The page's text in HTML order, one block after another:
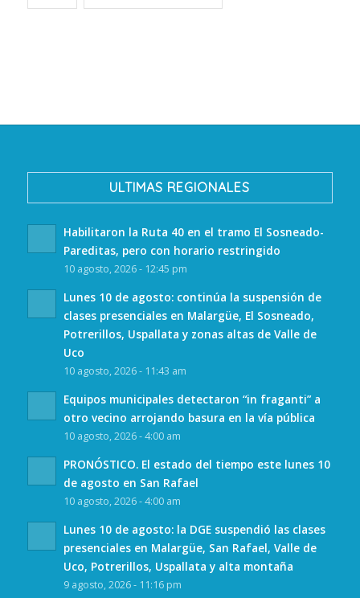
ULTIMAS REGIONALES
Habilitaron la Ruta 40 en el tramo El Sosneado-
Pareditas, pero con horario restringido
10 agosto, 2026 - 12:45 pm
Lunes 10 de agosto: continúa la suspensión de
clases presenciales en Malargüe, El Sosneado,
Potrerillos, Uspallata y zonas altas de Valle de
Uco
10 agosto, 2026 - 11:43 am
Equipos municipales detectaron “in fraganti” a
otro vecino arrojando basura en la vía pública
10 agosto, 2026 - 4:00 am
PRONÓSTICO. El estado del tiempo este lunes 10
de agosto en San Rafael
10 agosto, 2026 - 4:00 am
Lunes 10 de agosto: la DGE suspendió las clases
presenciales en Malargüe, San Rafael, Valle de
Uco, Potrerillos, Uspallata y alta montaña
9 agosto, 2026 - 11:16 pm